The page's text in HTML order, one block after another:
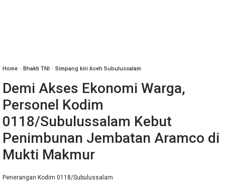
Home » Bhakti TNI » Simpang kiri Aceh Subulussalam
Demi Akses Ekonomi Warga,
Personel Kodim
0118/Subulussalam Kebut
Penimbunan Jembatan Aramco di
Mukti Makmur
Penerangan Kodim 0118/Subulussalam